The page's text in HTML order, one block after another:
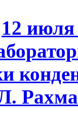
12 июля